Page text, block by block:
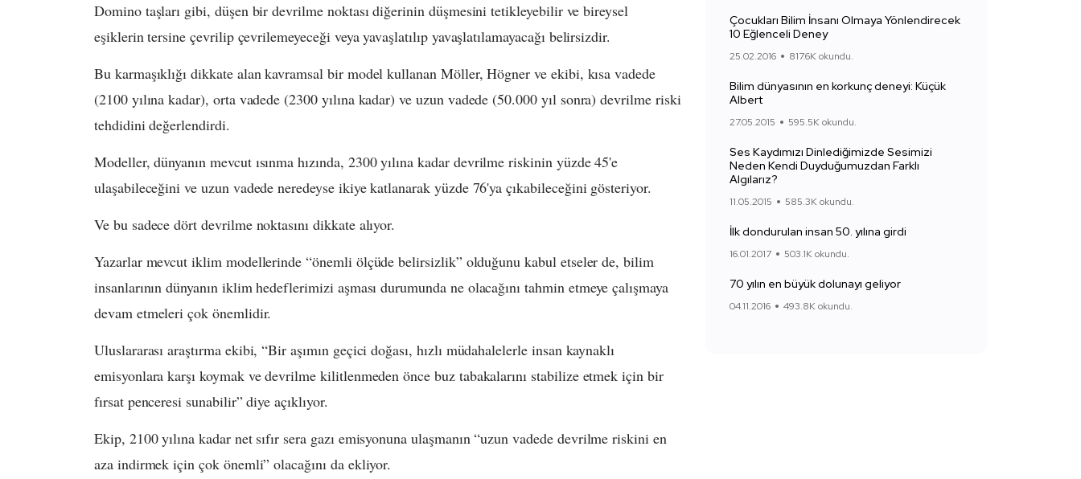
Domino taşları gibi, düşen bir devrilme noktası diğerinin düşmesini tetikleyebilir ve bireysel
eşiklerin tersine çevrilip çevrilemeyeceği veya yavaşlatılıp yavaşlatılamayacağı belirsizdir.
Bu karmaşıklığı dikkate alan kavramsal bir model kullanan Möller, Högner ve ekibi, kısa vadede
(2100 yılına kadar), orta vadede (2300 yılına kadar) ve uzun vadede (50.000 yıl sonra) devrilme riski
tehdidini değerlendirdi.
Modeller, dünyanın mevcut ısınma hızında, 2300 yılına kadar devrilme riskinin yüzde 45'e
ulaşabileceğini ve uzun vadede neredeyse ikiye katlanarak yüzde 76'ya çıkabileceğini gösteriyor.
Ve bu sadece dört devrilme noktasını dikkate alıyor.
Yazarlar mevcut iklim modellerinde “önemli ölçüde belirsizlik” olduğunu kabul etseler de, bilim
insanlarının dünyanın iklim hedeflerimizi aşması durumunda ne olacağını tahmin etmeye çalışmaya
devam etmeleri çok önemlidir.
Uluslararası araştırma ekibi, “Bir aşımın geçici doğası, hızlı müdahalelerle insan kaynaklı
emisyonlara karşı koymak ve devrilme kilitlenmeden önce buz tabakalarını stabilize etmek için bir
fırsat penceresi sunabilir” diye açıklıyor.
Ekip, 2100 yılına kadar net sıfır sera gazı emisyonuna ulaşmanın “uzun vadede devrilme riskini en
aza indirmek için çok önemli” olacağını da ekliyor.
Çocukları Bilim İnsanı Olmaya Yönlendirecek
10 Eğlenceli Deney
25.02.2016 817.6K okundu.
Bilim dünyasının en korkunç deneyi: Küçük
Albert
27.05.2015 595.5K okundu.
Ses Kaydımızı Dinlediğimizde Sesimizi
Neden Kendi Duyduğumuzdan Farklı
Algılarız?
11.05.2015 585.3K okundu.
İlk dondurulan insan 50. yılına girdi
16.01.2017 503.1K okundu.
70 yılın en büyük dolunayı geliyor
04.11.2016 493.8K okundu.